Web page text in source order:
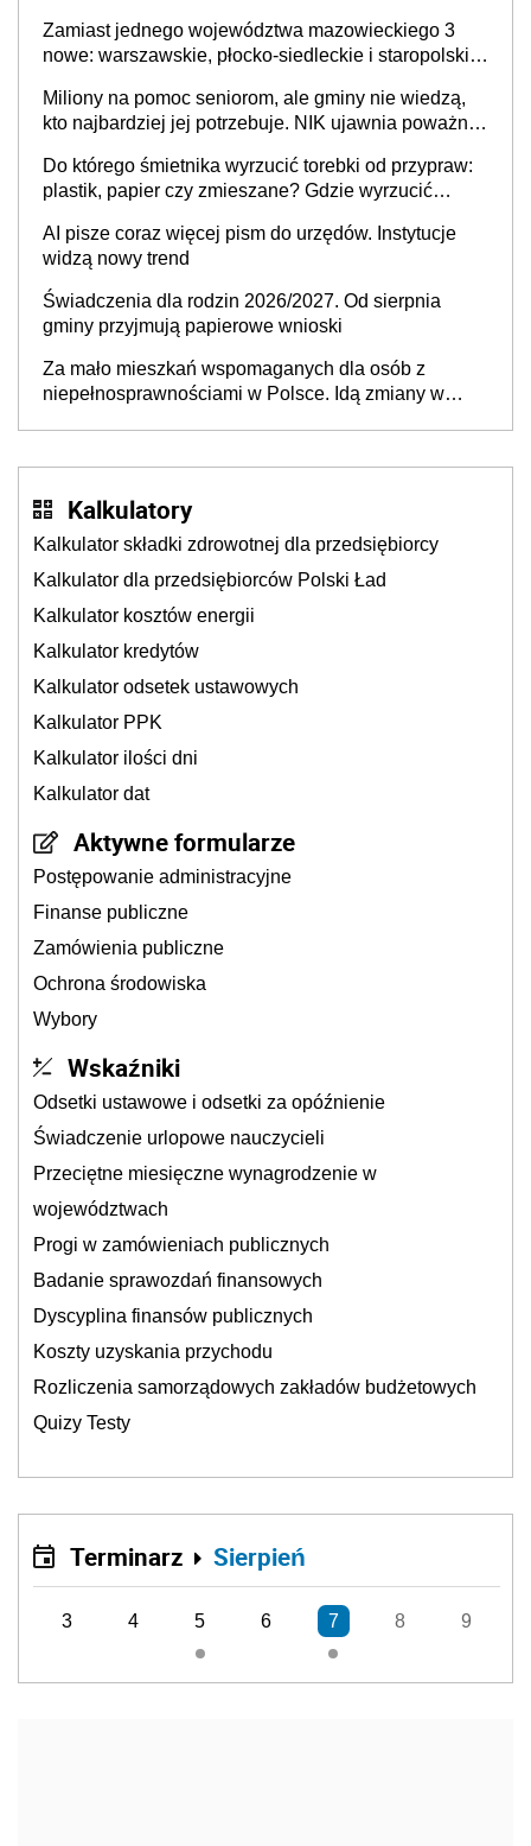
Zamiast jednego województwa mazowieckiego 3
nowe: warszawskie, płocko-siedleckie i staropolskie.
stołecznych
Miliony na pomoc seniorom, ale gminy nie wiedzą,
kto najbardziej jej potrzebuje. NIK ujawnia poważną
Do którego śmietnika wyrzucić torebki od przypraw:
plastik, papier czy zmieszane? Gdzie wyrzucić
AI pisze coraz więcej pism do urzędów. Instytucje
widzą nowy trend
Świadczenia dla rodzin 2026/2027. Od sierpnia
gminy przyjmują papierowe wnioski
Za mało mieszkań wspomaganych dla osób z
niepełnosprawnościami w Polsce. Idą zmiany w
Kalkulatory
Kalkulator składki zdrowotnej dla przedsiębiorcy
Kalkulator dla przedsiębiorców Polski Ład
Kalkulator kosztów energii
Kalkulator kredytów
Kalkulator odsetek ustawowych
Kalkulator PPK
Kalkulator ilości dni
Kalkulator dat
Aktywne formularze
Postępowanie administracyjne
Finanse publiczne
Zamówienia publiczne
Ochrona środowiska
Wybory
Wskaźniki
Odsetki ustawowe i odsetki za opóźnienie
Świadczenie urlopowe nauczycieli
Przeciętne miesięczne wynagrodzenie w
województwach
Progi w zamówieniach publicznych
Badanie sprawozdań finansowych
Dyscyplina finansów publicznych
Koszty uzyskania przychodu
Rozliczenia samorządowych zakładów budżetowych
Quizy Testy
Terminarz Sierpień
3 4 5 6 7 8 9